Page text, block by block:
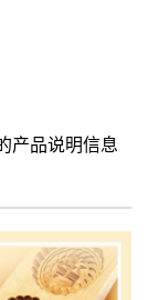
产品说明信息